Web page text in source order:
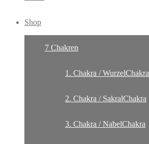
Shop
7 Chakren
1. Chakra / WurzelChakra
2. Chakra / SakralChakra
3. Chakra / NabelChakra